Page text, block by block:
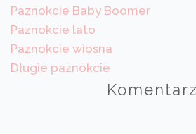
Paznokcie Baby Boomer
Paznokcie lato
Paznokcie wiosna
Długie paznokcie